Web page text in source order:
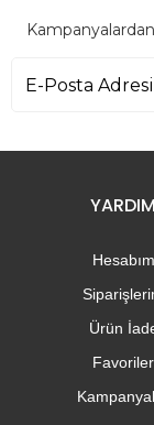
YARDIM
Hesabım
Ürün
Favoriler